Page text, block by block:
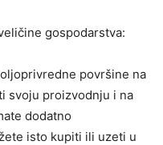
gospodarstva:
površine na
svoju proizvodnju i na
dodatno
isto kupiti ili uzeti u